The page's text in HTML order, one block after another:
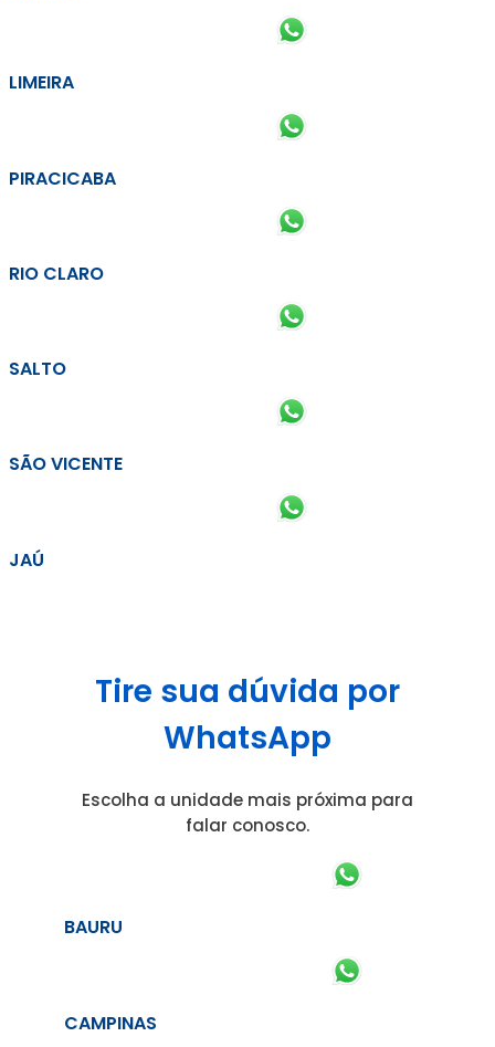
LIMEIRA
PIRACICABA
RIO CLARO
SALTO
SÃO VICENTE
JAÚ
Tire sua dúvida por
WhatsApp
Escolha a unidade mais próxima para
falar conosco.
BAURU
CAMPINAS